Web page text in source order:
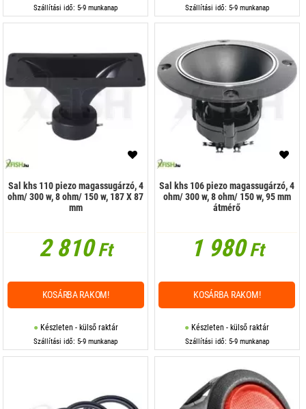
Szállítási idő: 5-9 munkanap Szállítási idő: 5-9 munkanap
Sal khs 110 piezo magassugárzó, 4
ohm/ 300 w, 8 ohm/ 150 w, 187 X 87
mm
2 810Ft
Készleten - külső raktár
Szállítási idő: 5-9 munkanap
KOSÁRBA RAKOM!
Sal khs 106 piezo magassugárzó, 4
ohm/ 300 w, 8 ohm/ 150 w, 95 mm
átmérő
1 980Ft
Készleten - külső raktár
Szállítási idő: 5-9 munkanap
KOSÁRBA RAKOM!